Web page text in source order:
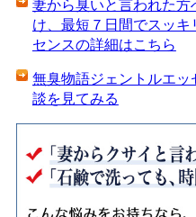
妻から臭いと言われた
け、最短７日間でスッ
センスの詳細はこちら
無臭物語ジェントルエ
談を見てみる